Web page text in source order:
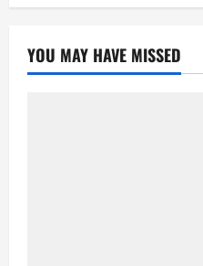
YOU MAY HAVE MISSED